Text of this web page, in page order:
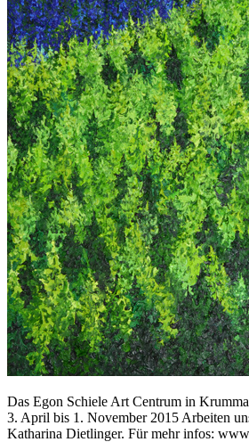
Das Egon Schiele Art Centrum in
3. April bis 1. November 2015 Arbeiten
Katharina Dietlinger. Für mehr infos: